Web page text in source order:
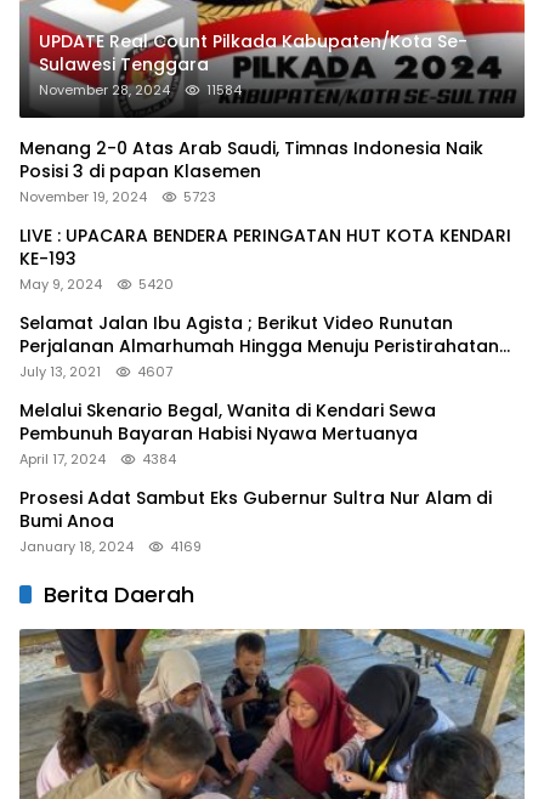
UPDATE Real Count Pilkada Kabupaten/Kota Se-
Sulawesi Tenggara
November 28, 2024 11584
Menang 2-0 Atas Arab Saudi, Timnas Indonesia Naik
Posisi 3 di papan Klasemen
November 19, 2024 5723
LIVE : UPACARA BENDERA PERINGATAN HUT KOTA KENDARI
KE-193
May 9, 2024 5420
Selamat Jalan Ibu Agista ; Berikut Video Runutan
Perjalanan Almarhumah Hingga Menuju Peristirahatan
Terakhir
July 13, 2021 4607
Melalui Skenario Begal, Wanita di Kendari Sewa
Pembunuh Bayaran Habisi Nyawa Mertuanya
April 17, 2024 4384
Prosesi Adat Sambut Eks Gubernur Sultra Nur Alam di
Bumi Anoa
January 18, 2024 4169
Berita Daerah